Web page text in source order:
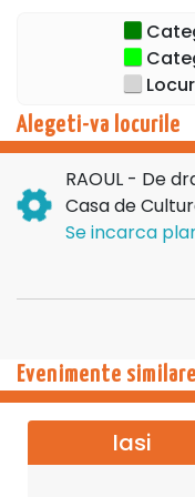
parcă timpul stă pe
devine o singură
ci parte din ceea
cântec spune o
„De dragul tău”
Despre acel
sală plină, ci te
care rămâne cu
Alegeti-va locurile
RAOUL - De
Casa de
Se incarca
Evenimente similare
Iasi